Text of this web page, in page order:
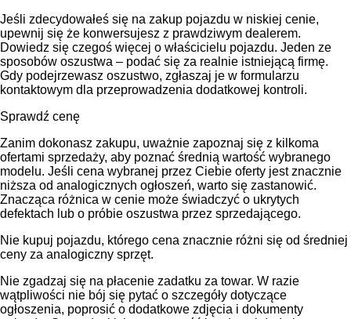
Jeśli zdecydowałeś się na zakup pojazdu w niskiej cenie,
upewnij się że konwersujesz z prawdziwym dealerem.
Dowiedz się czegoś więcej o właścicielu pojazdu. Jeden ze
sposobów oszustwa – podać się za realnie istniejącą firmę.
Gdy podejrzewasz oszustwo, zgłaszaj je w formularzu
kontaktowym dla przeprowadzenia dodatkowej kontroli.
Sprawdź cenę
Zanim dokonasz zakupu, uważnie zapoznaj się z kilkoma
ofertami sprzedaży, aby poznać średnią wartość wybranego
modelu. Jeśli cena wybranej przez Ciebie oferty jest znacznie
niższa od analogicznych ogłoszeń, warto się zastanowić.
Znacząca różnica w cenie może świadczyć o ukrytych
defektach lub o próbie oszustwa przez sprzedającego.
Nie kupuj pojazdu, którego cena znacznie różni się od średniej
ceny za analogiczny sprzęt.
Nie zgadzaj się na płacenie zadatku za towar. W razie
wątpliwości nie bój się pytać o szczegóły dotyczące
ogłoszenia, poprosić o dodatkowe zdjęcia i dokumenty